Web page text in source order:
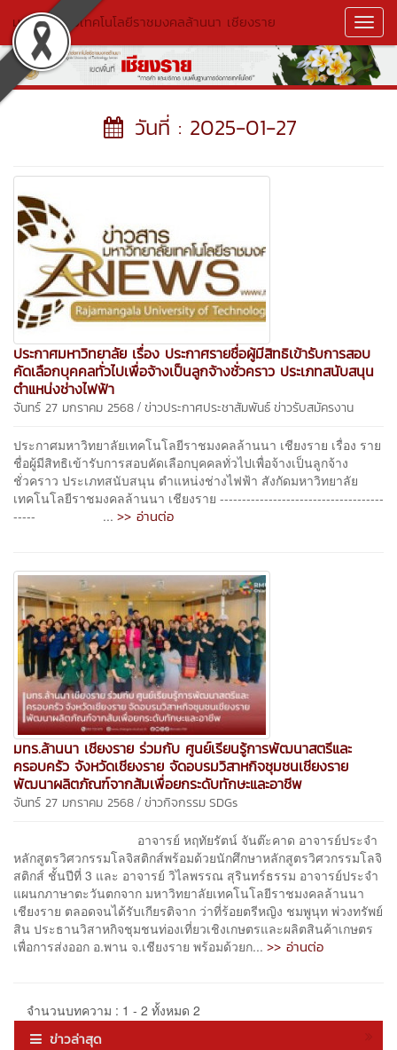
มหาวิทยาลัยเทคโนโลยีราชมงคลล้านนา เชียงราย
วันที่ : 2025-01-27
ประกาศมหาวิทยาลัย เรื่อง ประกาศรายชื่อผู้มีสิทธิเข้ารับการสอบ
คัดเลือกบุคคลทั่วไปเพื่อจ้างเป็นลูกจ้างชั่วคราว ประเภทสนับสนุน
ตำแหน่งช่างไฟฟ้า
จันทร์ 27 มกราคม 2568 / ข่าวประกาศประชาสัมพันธ์ข่าวรับสมัครงาน
ประกาศมหาวิทยาลัยเทคโนโลยีราชมงคลล้านนา เชียงราย เรื่อง ราย
ชื่อผู้มีสิทธิเข้ารับการสอบคัดเลือกบุคคลทั่วไปเพื่อจ้างเป็นลูกจ้าง
ชั่วคราว ประเภทสนับสนุน ตำแหน่งช่างไฟฟ้า สังกัดมหาวิทยาลัย
เทคโนโลยีราชมงคลล้านนา เชียงราย -------------------------------------
----- ... >> อ่านต่อ
มทร.ล้านนา เชียงราย ร่วมกับ ศูนย์เรียนรู้การพัฒนาสตรีและ
ครอบครัว จังหวัดเชียงราย จัดอบรมวิสาหกิจชุมชนเชียงราย
พัฒนาผลิตภัณฑ์จากส้มเพื่อยกระดับทักษะและอาชีพ
จันทร์ 27 มกราคม 2568 / ข่าวกิจกรรมSDGs
อาจารย์ หฤทัยรัตน์ จันต๊ะคาด อาจารย์ประจำ
หลักสูตรวิศวกรรมโลจิสติกส์พร้อมด้วยนักศึกษาหลักสูตรวิศวกรรมโลจิ
สติกส์ ชั้นปีที่ 3 และ อาจารย์ วิไลพรรณ สุรินทร์ธรรม อาจารย์ประจำ
แผนกภาษาตะวันตกจาก มหาวิทยาลัยเทคโนโลยีราชมงคลล้านนา
เชียงราย ตลอดจนได้รับเกียรติจาก ว่าที่ร้อยตรีหญิง ชมพูนุท พ่วงทรัพย์
สิน ประธานวิสาหกิจชุมชนท่องเที่ยวเชิงเกษตรและผลิตสินค้าเกษตร
เพื่อการส่งออก อ.พาน จ.เชียงราย พร้อมด้วยก... >> อ่านต่อ
จำนวนบทความ : 1 - 2 ทั้งหมด 2
ข่าวล่าสุด